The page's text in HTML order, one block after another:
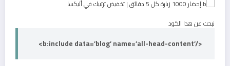
نبحت عن هدا الكود
<b:include data=’blog’ name=’all-head-content’/>